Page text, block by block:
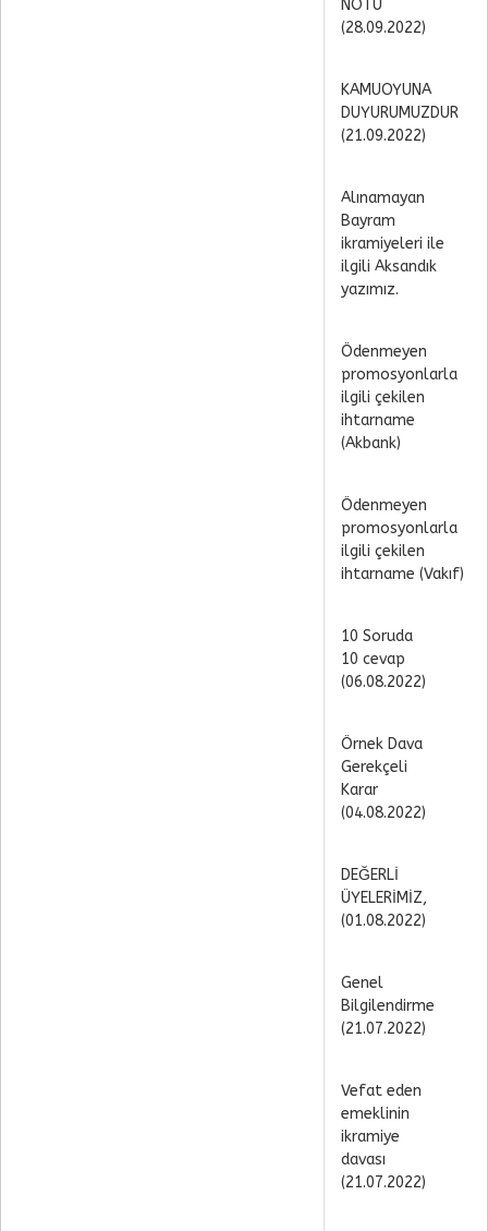
NOTU
(28.09.2022)
KAMUOYUNA
DUYURUMUZDUR
(21.09.2022)
Alınamayan
Bayram
ikramiyeleri ile
ilgili Aksandık
yazımız.
Ödenmeyen
promosyonlarla
ilgili çekilen
ihtarname
(Akbank)
Ödenmeyen
promosyonlarla
ilgili çekilen
ihtarname (Vakıf)
10 Soruda
10 cevap
(06.08.2022)
Örnek Dava
Gerekçeli
Karar
(04.08.2022)
DEĞERLİ
ÜYELERİMİZ,
(01.08.2022)
Genel
Bilgilendirme
(21.07.2022)
Vefat eden
emeklinin
ikramiye
davası
(21.07.2022)